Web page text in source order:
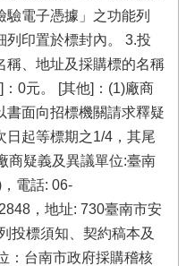
電子憑據」之功能列
列印置於標封內。 3.投
稱、地址及採購標的名稱
0元。 [其他]：(1)廠商
書面向招標機關請求釋疑
日起等標期之1/4，其尾
商疑義及異議單位:臺南
電話: 06-
，地址: 730臺南市安
投標須知、契約稿本及
：台南市政府採購稽核